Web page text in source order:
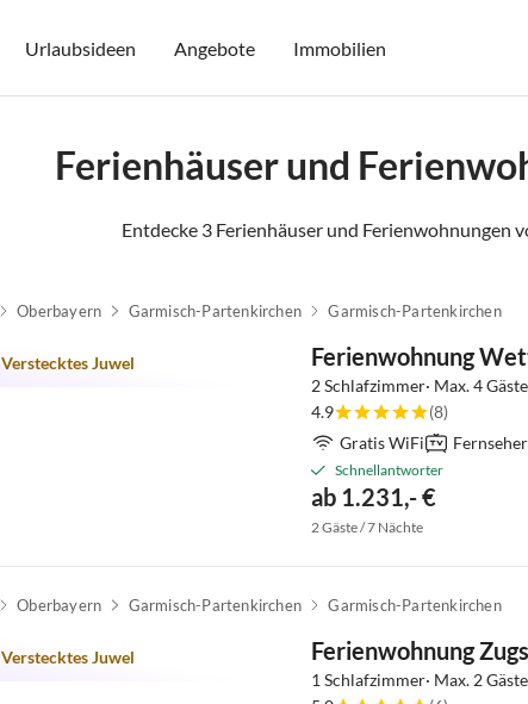
Urlaubsideen Angebote Immobilien
Ferienhäuser und
Entdecke 3 Ferienhäuser und Ferienwohnungen
Oberbayern Garmisch-Partenkirchen Garmisch-Partenkirchen
Verstecktes Juwel Ferienwohnung
2 Schlafzimmer· Max. 4
4.9
(8)
Gratis WiFi
Fernseher
Schnellantworter
ab 1.231,- €
2 Gäste / 7 Nächte
Oberbayern Garmisch-Partenkirchen Garmisch-Partenkirchen
Verstecktes Juwel Ferienwohnung
1 Schlafzimmer· Max. 2